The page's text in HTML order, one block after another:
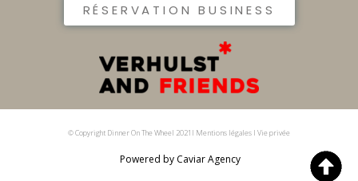
RÉSERVATION BUSINESS
© Copyright Dinner On The Wheel 2021I Mentions légales I Vie privée
Powered by Caviar Agency